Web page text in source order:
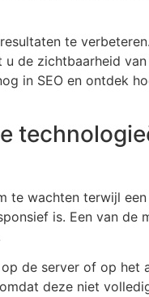
te
de zichtbaarheid
in SEO en ontdek
te wachten terwijl een
is. Een van de
de server of op het
deze niet